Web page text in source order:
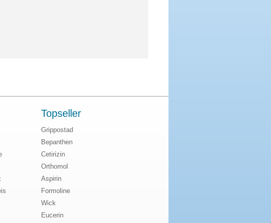
Topseller
Grippostad
Bepanthen
Cetirizin
Orthomol
Aspirin
Formoline
Wick
Eucerin